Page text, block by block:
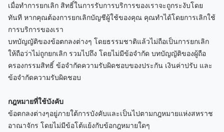
เมื่อทำการยกเลิก สิทธิ์ในการรับการบริการของเราจะถูกระงับโดย
ทันที หากคุณต้องการยกเลิกบัญชีผู้ใช้ของคุณ คุณทำได้โดยการเลิกใช้
การบริการของเรา
บทบัญญัติของข้อตกลงต่างๆ โดยธรรมชาติแล้วไม่ถือเป็นการยกเลิก
ให้ถือว่าไม่ถูกยกเลิก รวมไปถึง โดยไม่มีข้อจำกัด บทบัญญัติของผู้ถือ
ครองกรรมสิทธิ์ ข้อจำกัดความรับผิดชอบของประกัน เงินค่าปรับ และ
ข้อจำกัดความรับผิดชอบ
กฎหมายที่ใช้บังคับ
ข้อตกลงต่างๆอยู่ภายใต้การบังคับและเป็นไปตามกฎหมายแห่งสหราช
อาณาจักร โดยไม่มีข้อโต้แย้งกับข้อกฎหมายใดๆ